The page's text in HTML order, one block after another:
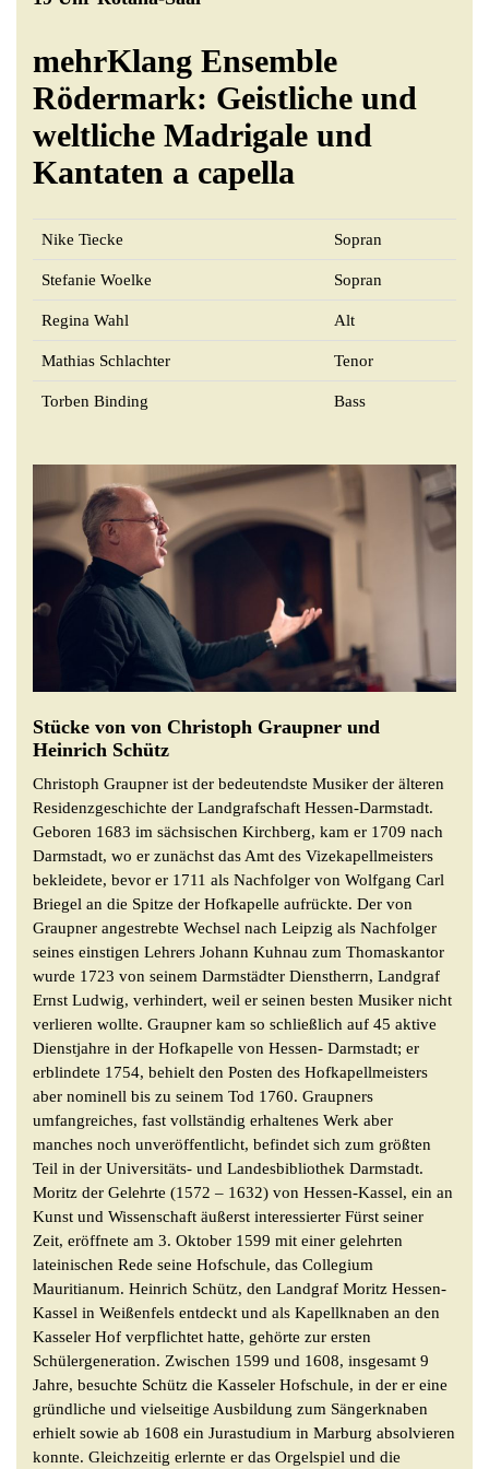
mehrKlang Ensemble
Rödermark: Geistliche und
weltliche Madrigale und
Kantaten a capella
Nike Tiecke Sopran
Stefanie Woelke Sopran
Regina Wahl Alt
Mathias Schlachter Tenor
Torben Binding Bass
Stücke von von Christoph Graupner und
Heinrich Schütz
Christoph Graupner ist der bedeutendste Musiker der älteren
Residenzgeschichte der Landgrafschaft Hessen-Darmstadt.
Geboren 1683 im sächsischen Kirchberg, kam er 1709 nach
Darmstadt, wo er zunächst das Amt des Vizekapellmeisters
bekleidete, bevor er 1711 als Nachfolger von Wolfgang Carl
Briegel an die Spitze der Hofkapelle aufrückte. Der von
Graupner angestrebte Wechsel nach Leipzig als Nachfolger
seines einstigen Lehrers Johann Kuhnau zum Thomaskantor
wurde 1723 von seinem Darmstädter Dienstherrn, Landgraf
Ernst Ludwig, verhindert, weil er seinen besten Musiker nicht
verlieren wollte. Graupner kam so schließlich auf 45 aktive
Dienstjahre in der Hofkapelle von Hessen- Darmstadt; er
erblindete 1754, behielt den Posten des Hofkapellmeisters
aber nominell bis zu seinem Tod 1760. Graupners
umfangreiches, fast vollständig erhaltenes Werk aber
manches noch unveröffentlicht, befindet sich zum größten
Teil in der Universitäts- und Landesbibliothek Darmstadt.
Moritz der Gelehrte (1572 – 1632) von Hessen-Kassel, ein an
Kunst und Wissenschaft äußerst interessierter Fürst seiner
Zeit, eröffnete am 3. Oktober 1599 mit einer gelehrten
lateinischen Rede seine Hofschule, das Collegium
Mauritianum. Heinrich Schütz, den Landgraf Moritz Hessen-
Kassel in Weißenfels entdeckt und als Kapellknaben an den
Kasseler Hof verpflichtet hatte, gehörte zur ersten
Schülergeneration. Zwischen 1599 und 1608, insgesamt 9
Jahre, besuchte Schütz die Kasseler Hofschule, in der er eine
gründliche und vielseitige Ausbildung zum Sängerknaben
erhielt sowie ab 1608 ein Jurastudium in Marburg absolvieren
konnte. Gleichzeitig erlernte er das Orgelspiel und die